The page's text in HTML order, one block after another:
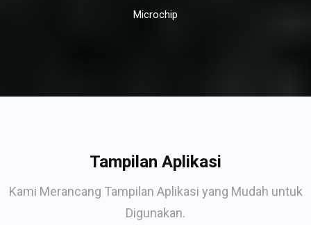
Microchip
Tampilan Aplikasi
Kami Merancang Tampilan Aplikasi yang Mudah untuk
Digunakan.